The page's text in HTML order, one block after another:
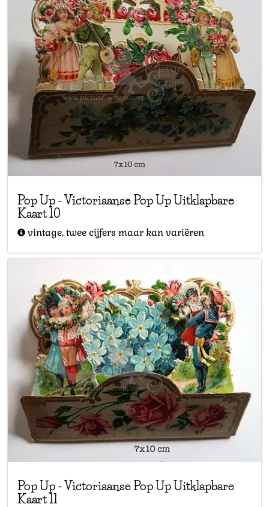
Pop Up -Victoriaanse Pop Up Uitklapbare
Kaart 10
vintage, twee cijfers maar kan variëren
Pop Up -Victoriaanse Pop Up Uitklapbare
Kaart 11